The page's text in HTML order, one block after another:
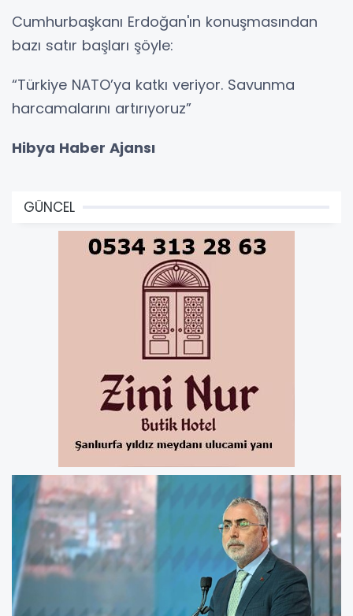
Cumhurbaşkanı Erdoğan'ın konuşmasından
bazı satır başları şöyle:
“Türkiye NATO’ya katkı veriyor. Savunma
harcamalarını artırıyoruz”
Hibya Haber Ajansı
GÜNCEL